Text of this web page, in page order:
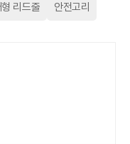
리드줄 안전고리